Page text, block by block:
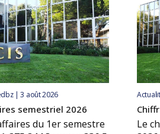
| 3 août 2026
semestriel 2026
du 1er semestre
Le